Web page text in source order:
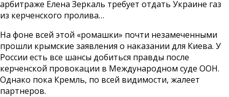
арбитраже Елена Зеркаль требует отдать Украине газ
из керченского пролива…
На фоне всей этой «ромашки» почти незамеченными
прошли крымские заявления о наказании для Киева. У
России есть все шансы добиться правды после
керченской провокации в Международном суде ООН.
Однако пока Кремль, по всей видимости, жалеет
партнеров.